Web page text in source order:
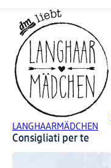
LANGHAARMÄDCHEN
Consigliati per te